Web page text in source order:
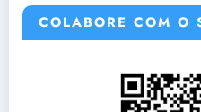
COLABORE COM O